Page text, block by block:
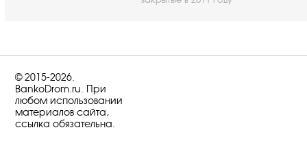
© 2015-2026.
BankoDrom.ru. При
любом использовании
материалов сайта,
ссылка обязательна.